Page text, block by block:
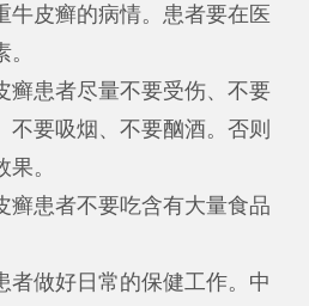
牛皮癣的病情。患者要在医
癣患者尽量不要受伤、不要
不要吸烟、不要酗酒。否则
。
癣患者不要吃含有大量食品
者做好日常的保健工作。中